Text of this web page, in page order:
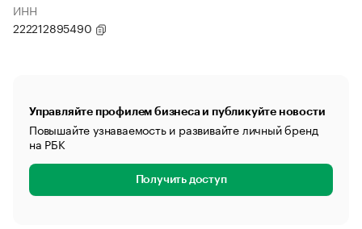
ИНН
222212895490
Управляйте профилем бизнеса и публикуйте новости
Повышайте узнаваемость и развивайте личный бренд
на РБК
Получить доступ